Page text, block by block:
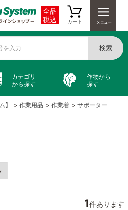
全品
税込
カート
を入力 検索
カテゴリ
から探す
作物から
探す
】 > 作業用品 > 作業着 > サポーター
1件あります